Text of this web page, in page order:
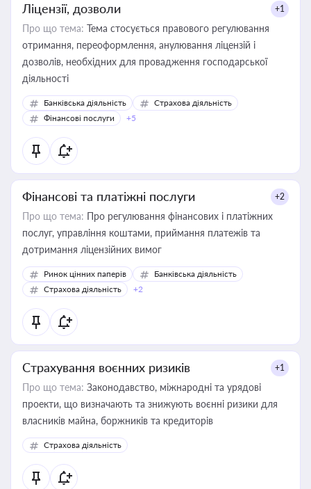
Ліцензії, дозволи +1
Про що тема: Тема стосується правового регулювання
отримання, переоформлення, анулювання ліцензій і
дозволів, необхідних для провадження господарської
діяльності
Банківська діяльність
Страхова діяльність
Фінансові послуги
+5
Фінансові та платіжні послуги +2
Про що тема: Про регулювання фінансових і платіжних
послуг, управління коштами, приймання платежів та
дотримання ліцензійних вимог
Ринок цінних паперів
Банківська діяльність
Страхова діяльність
+2
Страхування воєнних ризиків +1
Про що тема: Законодавство, міжнародні та урядові
проекти, що визначають та знижують воєнні ризики для
власників майна, боржників та кредиторів
Страхова діяльність